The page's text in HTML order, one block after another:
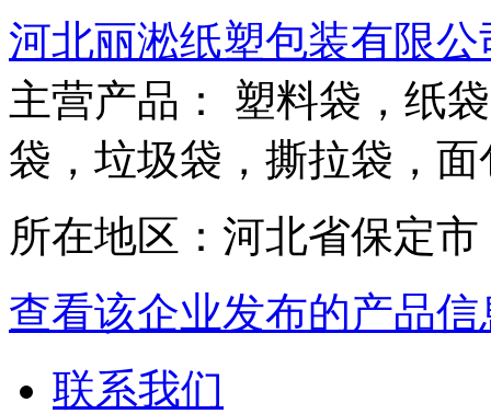
河北丽淞纸塑包装有限公
主营产品： 塑料袋，纸
袋，垃圾袋，撕拉袋，面
所在地区：河北省保定市
查看该企业发布的产品信
联系我们